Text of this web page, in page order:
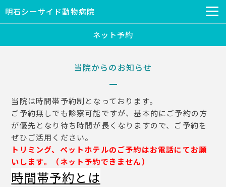
明石シーサイド動物病院
ネット予約
当院からのお知らせ
当院は時間帯予約制となっております。
ご予約無しでも診察可能ですが、基本的にご予約の方
が優先となり待ち時間が長くなりますので、ご予約を
ぜひご活用ください。
トリミング、ペットホテルのご予約はお電話にてお願
いします。（ネット予約できません）
時間帯予約とは